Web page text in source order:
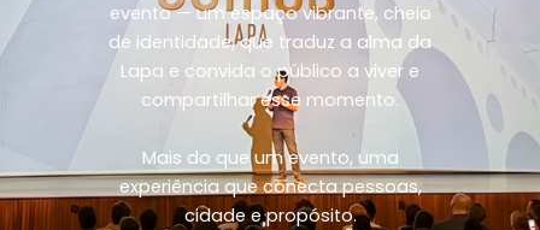
evento — um espaço vibrante, cheio
de identidade, que traduz a alma da
Lapa e convida o público a viver e
compartilhar esse momento.
Mais do que um evento, uma
experiência que conecta pessoas,
cidade e propósito.